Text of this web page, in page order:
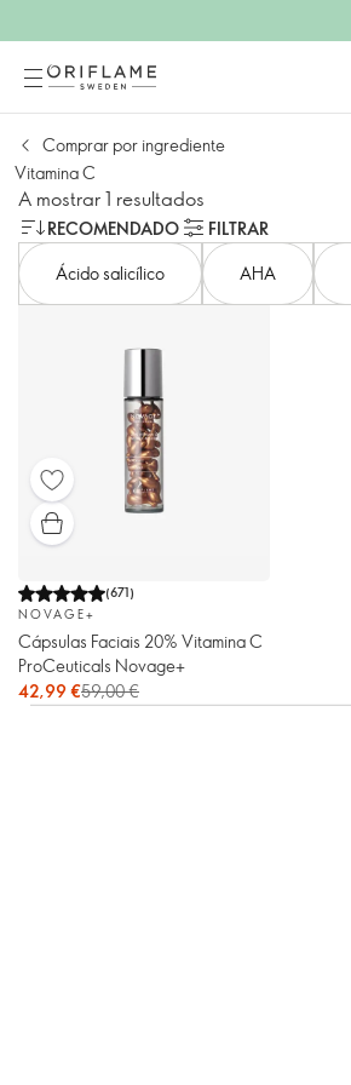
Comprar por ingrediente
Vitamina C
A mostrar 1 resultados
RECOMENDADO
FILTRAR
Ácido salicílico
AHA
(671)
NOVAGE+
Cápsulas Faciais 20% Vitamina C
ProCeuticals Novage+
42,99 €59,00 €